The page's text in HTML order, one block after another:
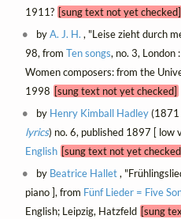
1911? [sung text not yet checked]
byA. J. H. , "Leise zieht durch
98, from Ten songs, no. 3, London
Women composers: from the
1998 [sung text not yet checked]
by Henry Kimball Hadley(1871
lyrics) no. 6, published 1897 [ low
English [sung text not yet
by Beatrice Hallet,
piano ], from Fünf Lieder = Five
English; Leipzig, Hatzfeld [sung